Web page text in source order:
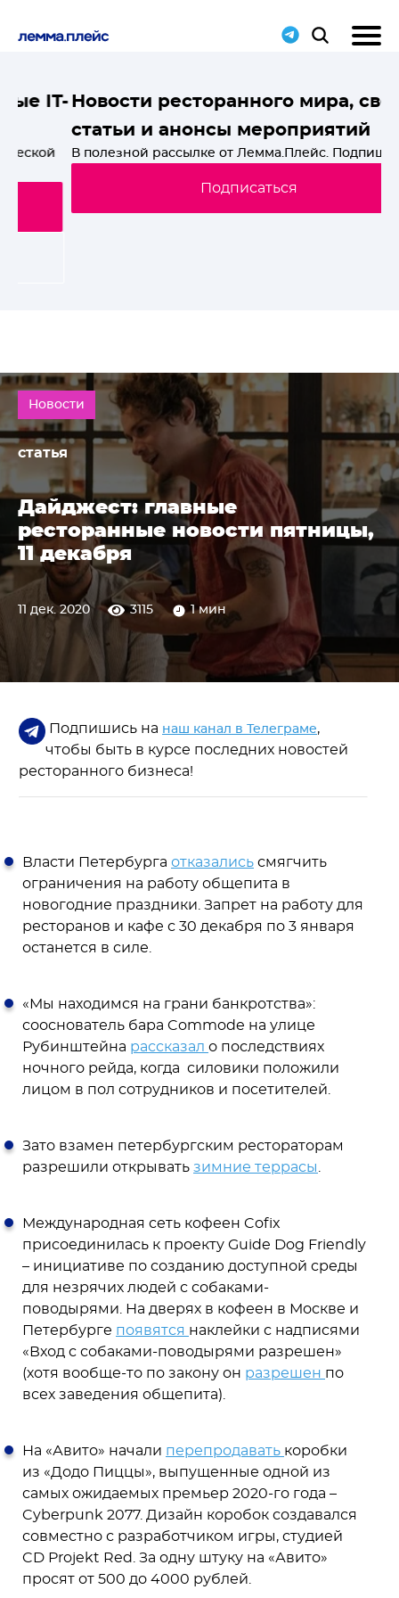
Новости ресторанного мира, свежие
статьи и анонсы мероприятий
В полезной рассылке от Лемма.Плейс. Подпишись!
Подписаться
Новости
статья
Дайджест: главные
ресторанные новости пятницы,
11 декабря
11 дек. 2020 3115 1 мин
Подпишись на наш канал в Телеграме,
чтобы быть в курсе последних новостей
ресторанного бизнеса!
Власти Петербурга отказались смягчить
ограничения на работу общепита в
новогодние праздники. Запрет на работу для
ресторанов и кафе с 30 декабря по 3 января
останется в силе.
«Мы находимся на грани банкротства»:
сооснователь бара Commode на улице
Рубинштейна рассказал о последствиях
ночного рейда, когда силовики положили
лицом в пол сотрудников и посетителей.
Зато взамен петербургским рестораторам
разрешили открывать зимние террасы
Международная сеть кофеен Cofix
присоединилась к проекту Guide Dog Friendly
– инициативе по созданию доступной среды
для незрячих людей с собаками-
поводырями. На дверях в кофеен в Москве и
Петербурге появятся наклейки с надписями
«Вход с собаками-поводырями разрешен»
(хотя вообще-то по закону он разрешен по
всех заведения общепита).
На «Авито» начали перепродавать коробки
из «Додо Пиццы», выпущенные одной из
самых ожидаемых премьер 2020-го года –
Cyberpunk 2077. Дизайн коробок создавался
совместно с разработчиком игры, студией
CD Projekt Red. За одну штуку на «Авито»
просят от 500 до 4000 рублей.